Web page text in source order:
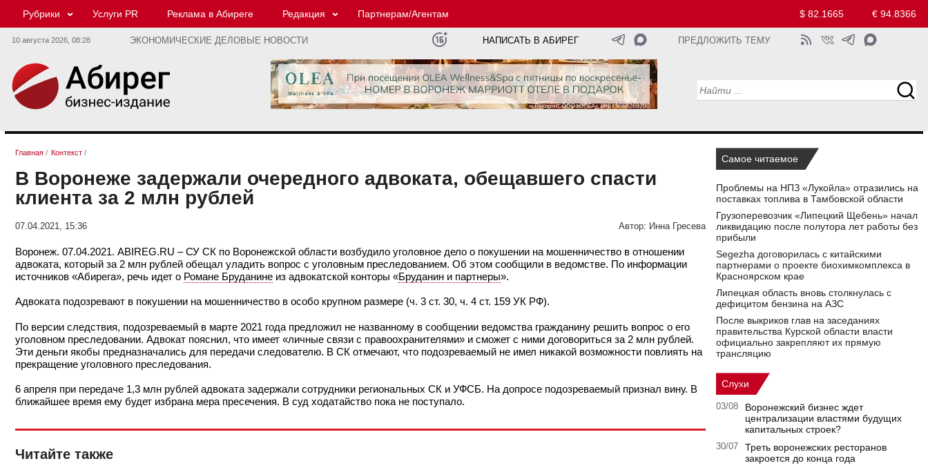
Рубрики Услуги PR Реклама в Абиреге Редакция Партнерам/Агентам $ 82.1665 € 94.8366
10 августа 2026, 08:28 ЭКОНОМИЧЕСКИЕ ДЕЛОВЫЕ НОВОСТИ НАПИСАТЬ В АБИРЕГ ПРЕДЛОЖИТЬ ТЕМУ
Главная / Контекст /
В Воронеже задержали очередного адвоката, обещавшего спасти
клиента за 2 млн рублей
07.04.2021, 15:36 Автор: Инна Гресева
Воронеж. 07.04.2021. ABIREG.RU – СУ СК по Воронежской области возбудило уголовное дело о покушении на мошенничество в отношении
адвоката, который за 2 млн рублей обещал уладить вопрос с уголовным преследованием. Об этом сообщили в ведомстве. По информации
источников «Абирега», речь идет о Романе Бруданине из адвокатской конторы «Бруданин и партнеры».
Адвоката подозревают в покушении на мошенничество в особо крупном размере (ч. 3 ст. 30, ч. 4 ст. 159 УК РФ).
По версии следствия, подозреваемый в марте 2021 года предложил не названному в сообщении ведомства гражданину решить вопрос о его
уголовном преследовании. Адвокат пояснил, что имеет «личные связи с правоохранителями» и сможет с ними договориться за 2 млн рублей.
Эти деньги якобы предназначались для передачи следователю. В СК отмечают, что подозреваемый не имел никакой возможности повлиять на
прекращение уголовного преследования.
6 апреля при передаче 1,3 млн рублей адвоката задержали сотрудники региональных СК и УФСБ. На допросе подозреваемый признал вину. В
ближайшее время ему будет избрана мера пресечения. В суд ходатайство пока не поступало.
Читайте также
Самое читаемое
Проблемы на НПЗ «Лукойла» отразились на
поставках топлива в Тамбовской области
Грузоперевозчик «Липецкий Щебень» начал
ликвидацию после полутора лет работы без
прибыли
Segezha договорилась с китайскими
партнерами о проекте биохимкомплекса в
Красноярском крае
Липецкая область вновь столкнулась с
дефицитом бензина на АЗС
После выкриков глав на заседаниях
правительства Курской области власти
официально закрепляют их прямую
трансляцию
Слухи
03/08
Воронежский бизнес ждет
централизации властями будущих
капитальных строек?
30/07
Треть воронежских ресторанов
закроется до конца года